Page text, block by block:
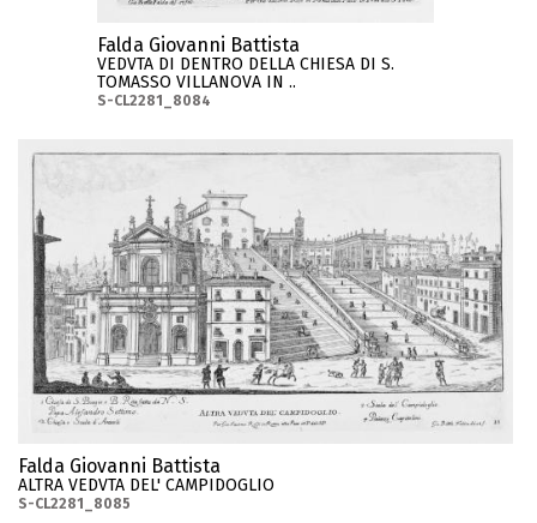
Falda Giovanni Battista
VEDVTA DI DENTRO DELLA CHIESA DI S.
TOMASSO VILLANOVA IN ..
S-CL2281_8084
Falda Giovanni Battista
ALTRA VEDVTA DEL' CAMPIDOGLIO
S-CL2281_8085